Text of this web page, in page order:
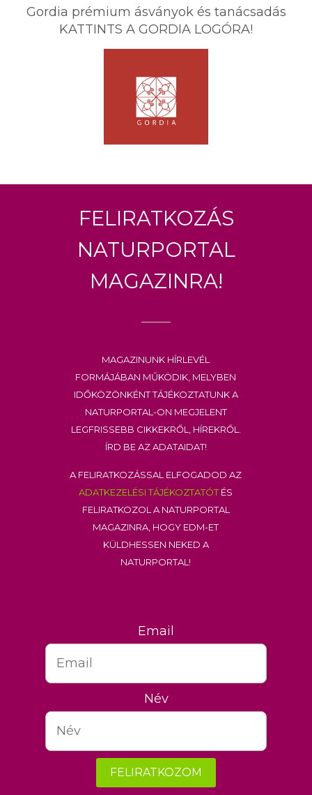
Gordia prémium ásványok és tanácsadás
KATTINTS A GORDIA LOGÓRA!
Feliratkozás
Naturportal
Magazinra!
Magazinunk hírlevél
formájában működik, melyben
időközönként tájékoztatunk a
Naturportal-on megjelent
legfrissebb cikkekről, hírekről.
Írd be az adataidat!
A feliratkozással elfogadod az
adatkezelési tájékoztatótés
feliratkozol a Naturportal
Magazinra, hogy EDM-et
küldhessen neked a
Naturportal!
Email
Név
FELIRATKOZOM